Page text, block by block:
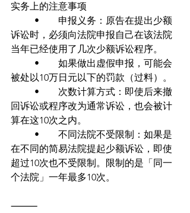
实务上的注意事项
诉讼时，必须向法院申报自己在该法院
当年已经使用了几次少额诉讼程序。
被处以10万日元以下的罚款（过料）。
回诉讼或程序改为通常诉讼，也会被计
算在这10次之内。
在不同的简易法院提起少额诉讼，即使
超过10次也不受限制。限制的是「同一
个法院」一年最多10次。
⸻